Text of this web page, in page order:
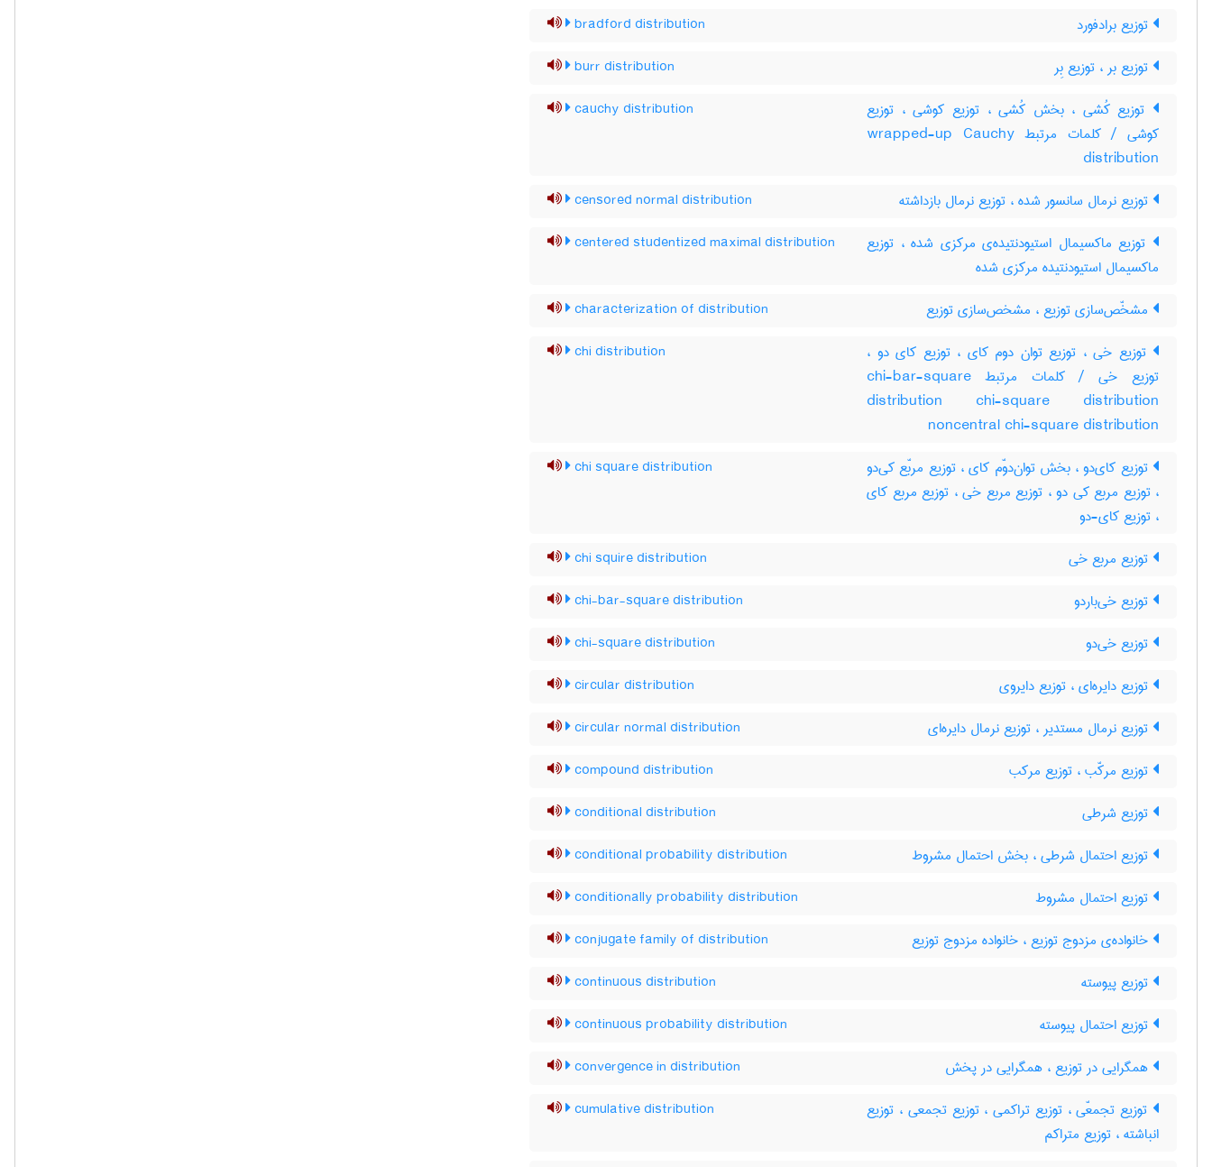
توزیع برادفورد bradford distribution
توزیع بر ، توزیع بِر burr distribution
توزیع کُشی ، بخش کُشی ، توزیع کوشی ، توزیع
کوشی / کلمات مرتبط wrapped-up Cauchy
distribution
cauchy distribution
توزیع نرمال سانسور شده ، توزیع نرمال بازداشته censored normal distribution
توزیع ماکسیمال استیودنتیده‌ی مرکزی شده ، توزیع
ماکسیمال استیودنتیده مرکزی شده
centered studentized maximal distribution
مشخّص‌سازی توزیع ، مشخص‌سازی توزیع characterization of distribution
توزیع خی ، توزیع توان دوم کای ، توزیع کای دو ،
توزیع خی / کلمات مرتبط chi-bar-square
distribution chi-square distribution
noncentral chi-square distribution
chi distribution
توزیع کای‌دو ، بخش توان‌دوّم کای ، توزیع مربّع کی‌دو
، توزیع مربع کی دو ، توزیع مربع خی ، توزیع مربع کای
، توزیع کای-دو
chi square distribution
توزیع مربع خی chi squire distribution
توزیع خی‌باردو chi-bar-square distribution
توزیع خی‌دو chi-square distribution
توزیع دایره‌ای ، توزیع دایروی circular distribution
توزیع نرمال مستدیر ، توزیع نرمال دایره‌ای circular normal distribution
توزیع مرکّب ، توزیع مرکب compound distribution
توزیع شرطی conditional distribution
توزیع احتمال شرطی ، بخش احتمال مشروط conditional probability distribution
توزیع احتمال مشروط conditionally probability distribution
خانواده‌ی مزدوج توزیع ، خانواده مزدوج توزیع conjugate family of distribution
توزیع پیوسته continuous distribution
توزیع احتمال پیوسته continuous probability distribution
همگرایی در توزیع ، همگرایی در پخش convergence in distribution
توزیع تجمعّی ، توزیع تراکمی ، توزیع تجمعی ، توزیع
انباشته ، توزیع متراکم
cumulative distribution